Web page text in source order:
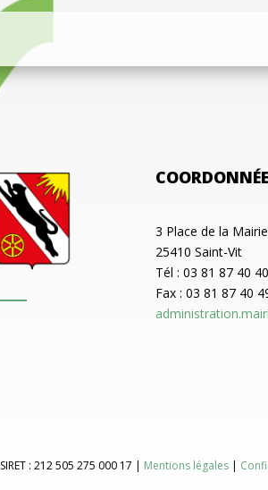
3 Place de la Mairie
25410 Saint-Vit
Tél : 03 81 87 40 40
Fax : 03 81 87 40
SIRET : 212 505 275 000 17 | Mentions légales |